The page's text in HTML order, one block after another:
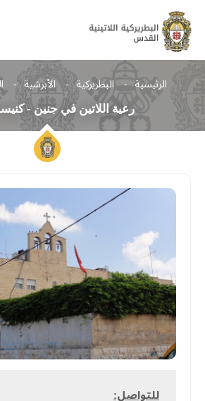
الرئيسية البطريركية الأبرشية
رعية اللاتين في جنين -
للتواصل: